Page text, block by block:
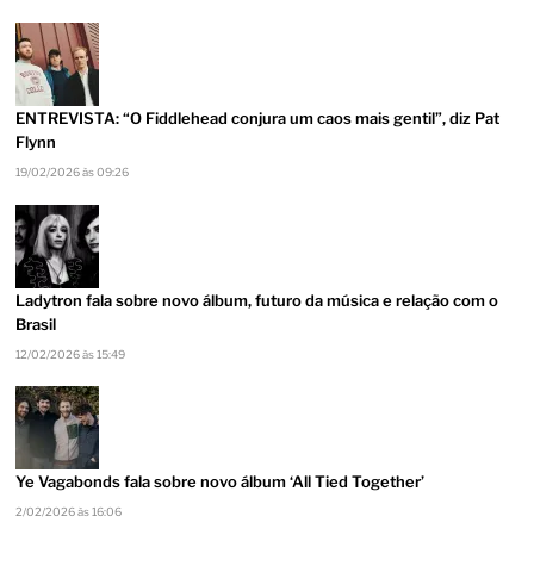
ENTREVISTA: “O Fiddlehead conjura um caos mais gentil”, diz Pat
Flynn
19/02/2026 às 09:26
Ladytron fala sobre novo álbum, futuro da música e relação com o
Brasil
12/02/2026 às 15:49
Ye Vagabonds fala sobre novo álbum ‘All Tied Together’
2/02/2026 às 16:06